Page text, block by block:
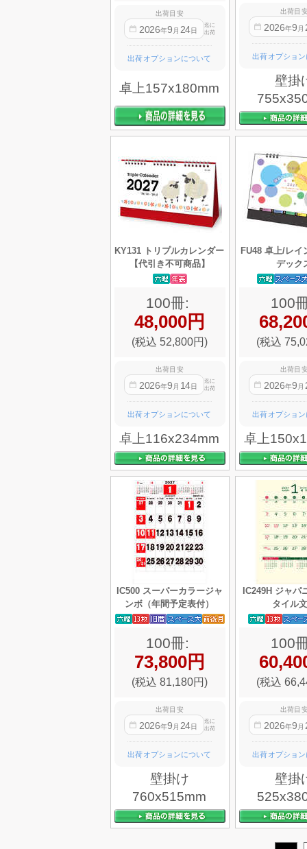
出荷目安
2026年9 月 24日
迄に
出荷
出荷オプションについて
卓上157x180mm
出荷目
2026年9 月
出荷オプショ
壁掛
KY131 トリプルカレンダー
【代引き不可商品】
100冊:
48,000円
(税込 52,800円)
出荷目安
2026年9 月 14日
迄に
出荷
出荷オプションについて
卓上116x234mm
FU48 卓上/レイ
デック
100
(税込
出荷目
2026年9 月
出荷オプショ
卓上
IC500 スーパーカラージャ
ンボ（年間予定表付）
100冊:
73,800円
(税込 81,180円)
出荷目安
2026年9 月 24日
迄に
出荷
出荷オプションについて
壁掛け
760x515mm
IC249H ジャパ
タイル
100
(税込
出荷目
2026年9 月
出荷オプショ
壁掛